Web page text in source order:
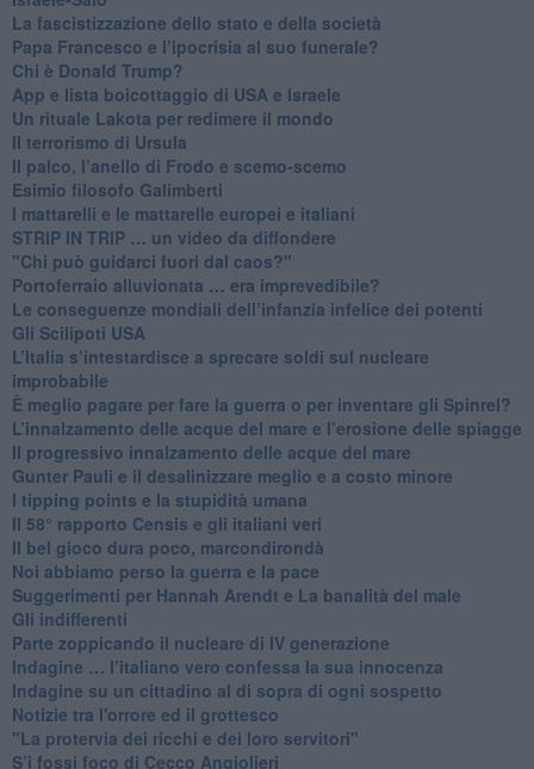
​La fascistizzazione dello stato e della società
Papa Francesco e l’ipocrisia al suo funerale?
​Chi è Donald Trump?
App e lista boicottaggio di USA e Israele
​Un rituale Lakota per redimere il mondo
Il terrorismo di Ursula
​Il palco, l’anello di Frodo e scemo-scemo
Esimio filosofo Galimberti
​I mattarelli e le mattarelle europei e italiani
​STRIP IN TRIP … un video da diffondere
"Chi può guidarci fuori dal caos?"
​Portoferraio alluvionata … era imprevedibile?
Le conseguenze mondiali dell’infanzia infelice dei potenti
​Gli Scilipoti USA
L’Italia s’intestardisce a sprecare soldi sul nucleare
improbabile
È meglio pagare per fare la guerra o per inventare gli Spinrel?
​L’innalzamento delle acque del mare e l’erosione delle spiagge
​Il progressivo innalzamento delle acque del mare
​Gunter Pauli e il desalinizzare meglio e a costo minore
I tipping points e la stupidità umana
​Il 58° rapporto Censis e gli italiani veri
​Il bel gioco dura poco, marcondirondà
Noi abbiamo perso la guerra e la pace
Suggerimenti per Hannah Arendt e La banalità del male
​Gli indifferenti
Parte zoppicando il nucleare di IV generazione
​Indagine … l’italiano vero confessa la sua innocenza
Indagine su un cittadino al di sopra di ogni sospetto
Notizie tra l'orrore ed il grottesco
"La protervia dei ricchi e dei loro servitori"
S’i fossi foco di Cecco Angiolieri